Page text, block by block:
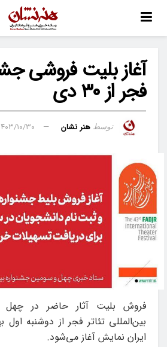
آغاز بلیت فروشی
فجر از ۳۰ دی
توسط هنر نشان ۱۴۰۳/۱۰/
فروش بلیت آثار حاضر در چهل
بین‌المللی تئاتر فجر از دوشنبه
ایران نمایش آغاز می‌شود.